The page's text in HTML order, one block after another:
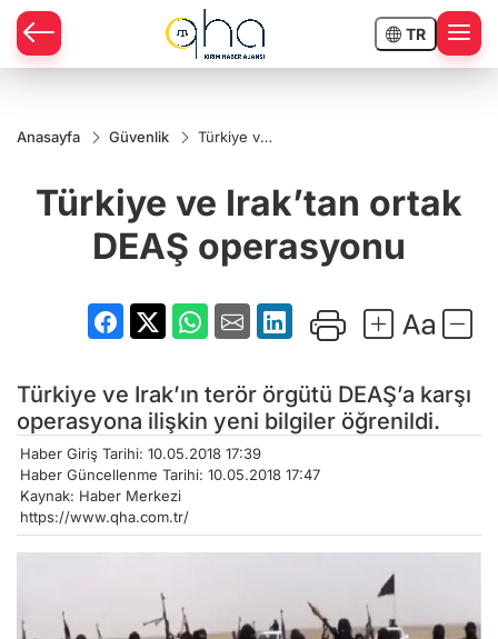
TR
Anasayfa Güvenlik
Türkiye ve
operasyonu
Türkiye ve Irak’tan ortak
DEAŞ operasyonu
Türkiye ve Irak’ın terör örgütü DEAŞ’a karşı
operasyona ilişkin yeni bilgiler öğrenildi.
Haber Giriş Tarihi: 10.05.2018 17:39
Haber Güncellenme Tarihi: 10.05.2018 17:47
Kaynak: Haber Merkezi
https://www.qha.com.tr/